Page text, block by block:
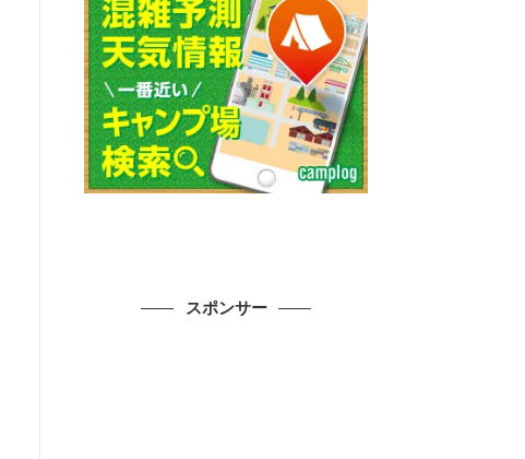
スポンサー